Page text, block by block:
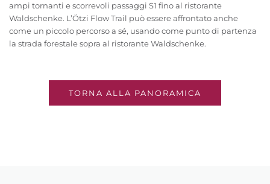
ampi tornanti e scorrevoli passaggi S1 fino al ristorante
Waldschenke. L’Ötzi Flow Trail può essere affrontato anche
come un piccolo percorso a sé, usando come punto di partenza
la strada forestale sopra al ristorante Waldschenke.
TORNA ALLA PANORAMICA